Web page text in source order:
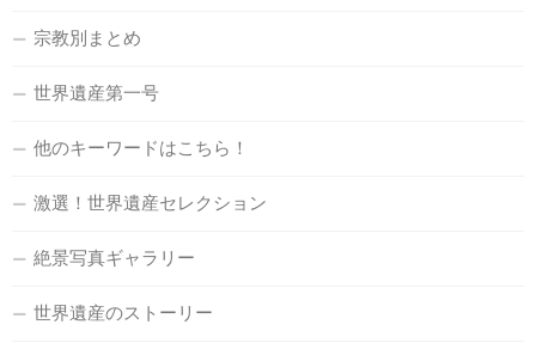
宗教別まとめ
世界遺産第一号
他のキーワードはこちら！
激選！世界遺産セレクション
絶景写真ギャラリー
世界遺産のストーリー